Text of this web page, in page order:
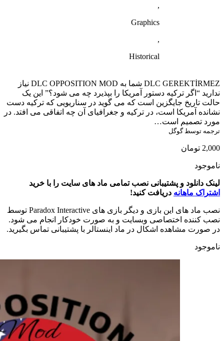
,
Graphics
,
Historical
DLC GEREKTİRMEZ شما به DLC OPPOSITION MOD نیاز
ندارید “اگر ترکیه دستور آمریکا را بپذیرد چه می شود؟” این یک
حالت تاریخ جایگزین است که می گوید در سناریویی که ترکیه دست
نشانده آمریکا است، در ترکیه و جغرافیای آن چه اتفاقی می افتد. در
مورد تصمیم است…
ترجمه توسط گوگل
2,000 تومان
ناموجود
لینک دانلود و پشتیبانی نصب تمامی ماد های سایت را با خرید
اشتراک ماهانه دریافت کنید!
نصب ماد های این بازی و دیگر بازی های Paradox Interactive توسط
نصب کننده اختصاصی وبسایت و به صورت خودکار انجام می شود.
در صورت مشاهده اشکال در ماد اینستالر با پشتیبانی تماس بگیرید.
ناموجود